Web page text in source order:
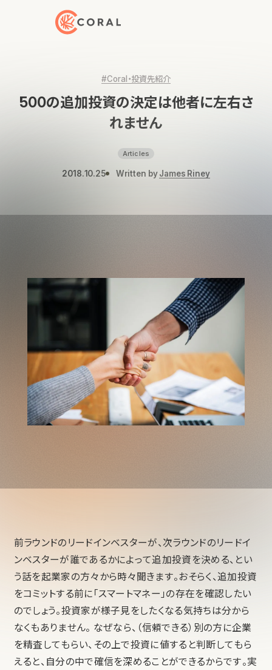
トップページへ戻る
#Coral・投資先紹介
500の追加投資の決定は他者に左右さ
れません
Articles
2018.10.25 Written byJames Riney
前ラウンドのリードインベスターが、次ラウンドのリードイ
ンベスターが誰であるかによって追加投資を決める、とい
う話を起業家の方々から時々聞きます。おそらく、追加投資
をコミットする前に「スマートマネー」の存在を確認したい
のでしょう。投資家が様子見をしたくなる気持ちは分から
なくもありません。 なぜなら、（信頼できる）別の方に企業
を精査してもらい、その上で投資に値すると判断してもら
えると、自分の中で確信を深めることができるからです。実